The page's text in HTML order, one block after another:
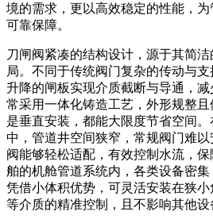
境的需求，更以高效稳定的性能，
可靠保障。
刀闸阀紧凑的结构设计，源于其简
局。不同于传统阀门复杂的传动与
升降的闸板实现介质截断与导通，
常采用一体化铸造工艺，外形规整
是垂直安装，都能大限度节省空间
中，管道井空间狭窄，常规阀门难
阀能够轻松适配，有效控制水流，
舶的机舱管道系统内，各类设备密
凭借小体积优势，可灵活安装在狭
等介质的精准控制，且不影响其他设